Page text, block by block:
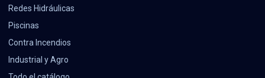
Redes Hidráulicas
Piscinas
Contra Incendios
Industrial y Agro